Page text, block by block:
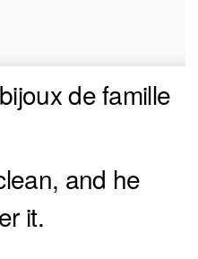
de famille
and he
it.